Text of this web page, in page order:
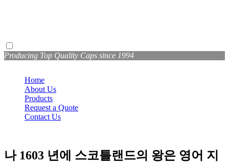
Producing Top Quality Caps since 1994
Home
About Us
Products
Request a Quote
Contact Us
나 1603 년에 스코틀랜드의 왕은 영어 지